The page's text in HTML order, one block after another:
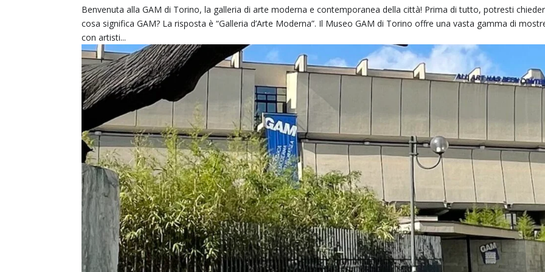
Benvenuta alla GAM di Torino, la galleria di arte moderna e contemporanea della città! Prima di tutto, potresti
cosa significa GAM? La risposta è “Galleria d’Arte Moderna”. Il Museo GAM di Torino offre una vasta gamma di
con artisti...